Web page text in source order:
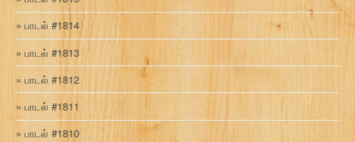
பாடல் #1814
பாடல் #1813
பாடல் #1812
பாடல் #1811
பாடல் #1810